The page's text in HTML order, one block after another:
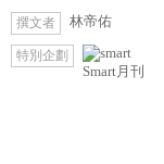
撰文者 林帝佑
特別企劃
Smart月刊